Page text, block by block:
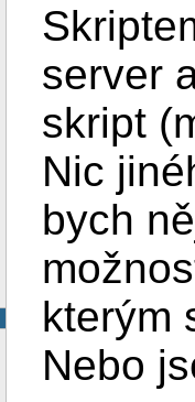
server
skript
Nic
bych
kterým
Nebo